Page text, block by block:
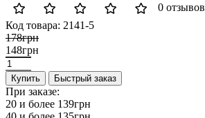
0 отзывов
Код товара: 2141-5
178грн
148грн
Купить Быстрый заказ
При заказе:
20 и более 139грн